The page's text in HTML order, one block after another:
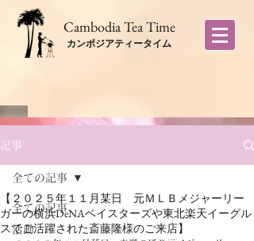
​Cambodia Tea Time
カンボジアティータイム
記事
全ての記事
活動
全ての記事
【２０２５年１１月某日 元ＭＬＢメジャーリー
ガーの横浜DeNAベイスターズや東北楽天イーグル
スでご活躍された斎藤隆様のご来店】